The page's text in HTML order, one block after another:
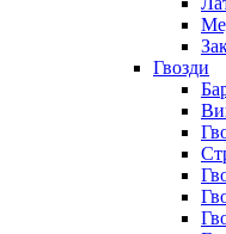
Гвозди